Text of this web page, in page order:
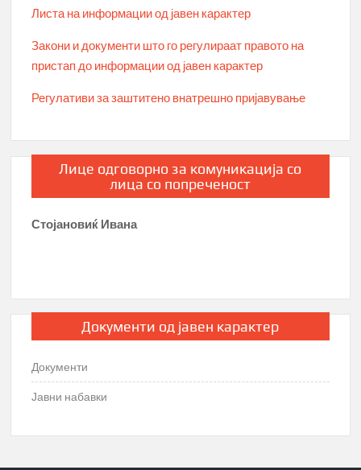
Листа на информации од јавен карактер
Закони и документи што го регулираат правото на
пристап до информации од јавен карактер
Регулативи за заштитено внатрешно пријавување
Лице одговорно за комуникација со
лица со попреченост
Стојановиќ Ивана
Документи од јавен карактер
Документи
Јавни набавки